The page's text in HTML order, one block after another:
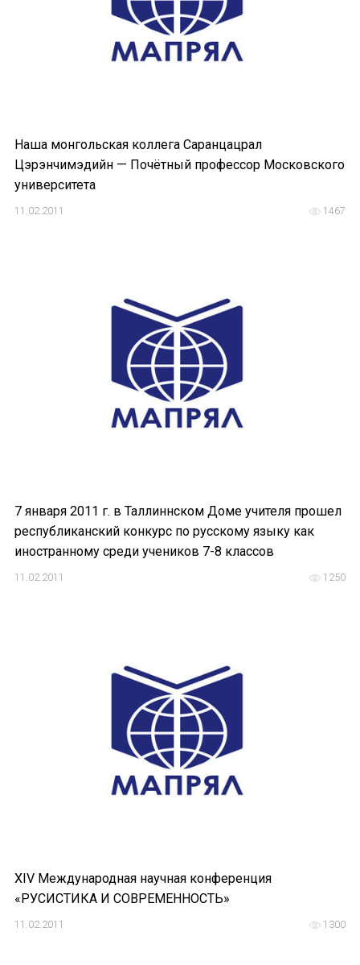
Наша монгольская коллега Саранцацрал
Цэрэнчимэдийн — Почётный профессор Московского
университета
1467
11.02.2011
7 января 2011 г. в Таллиннском Доме учителя прошел
республиканский конкурс по русскому языку как
иностранному среди учеников 7-8 классов
1250
11.02.2011
XIV Международная научная конференция
«РУСИСТИКА И СОВРЕМЕННОСТЬ»
1300
11.02.2011